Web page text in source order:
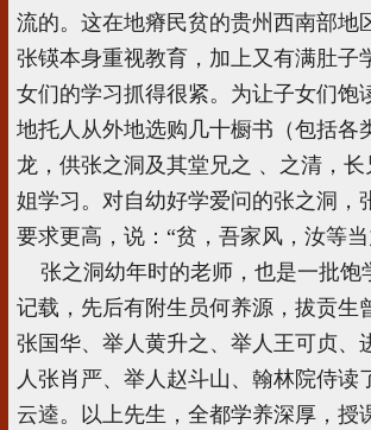
流的。这在地瘠民贫的贵州西南部地
张锳本身重视教育，加上又有满肚子
女们的学习抓得很紧。为让子女们饱
地托人从外地选购几十橱书（包括各
龙，供张之洞及其堂兄之 、之清，长
姐学习。对自幼好学爱问的张之洞，
要求更高，说：“贫，吾家风，汝等
张之洞幼年时的老师，也是一批饱
记载，先后有附生员何养源，拔贡生
张国华、举人黄升之、举人王可贞、
人张肖严、举人赵斗山、翰林院侍读
云逵。以上先生，全都学养深厚，授